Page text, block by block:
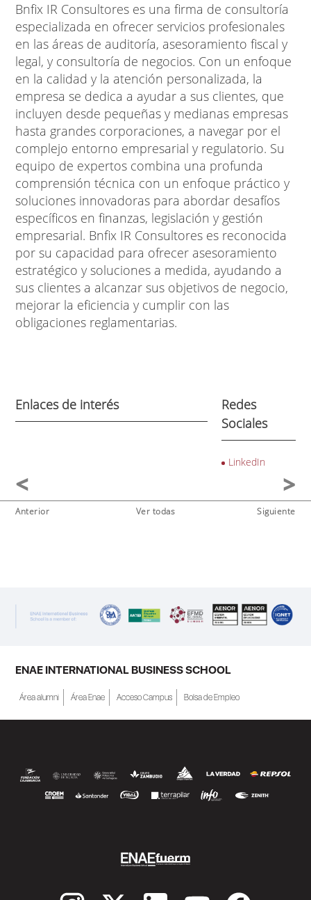
Bnfix IR Consultores es una firma de consultoría
especializada en ofrecer servicios profesionales
en las áreas de auditoría, asesoramiento fiscal y
legal, y consultoría de negocios. Con un enfoque
en la calidad y la atención personalizada, la
empresa se dedica a ayudar a sus clientes, que
incluyen desde pequeñas y medianas empresas
hasta grandes corporaciones, a navegar por el
complejo entorno empresarial y regulatorio. Su
equipo de expertos combina una profunda
comprensión técnica con un enfoque práctico y
soluciones innovadoras para abordar desafíos
específicos en finanzas, legislación y gestión
empresarial. Bnfix IR Consultores es reconocida
por su capacidad para ofrecer asesoramiento
estratégico y soluciones a medida, ayudando a
sus clientes a alcanzar sus objetivos de negocio,
mejorar la eficiencia y cumplir con las
obligaciones reglamentarias.
Enlaces de interés
Redes
Sociales
LinkedIn
Anterior Ver todas Siguiente
ENAE INTERNATIONAL BUSINESS SCHOOL
Área alumni Área Enae Acceso Campus Bolsa de Empleo